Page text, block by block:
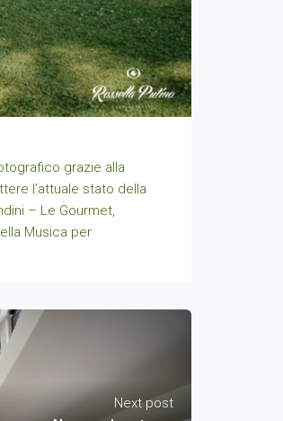
grazie alla
l’attuale stato della
– Le Gourmet,
Musica per
Next post